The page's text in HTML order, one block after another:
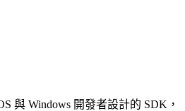
與 Windows 開發者設計的 SDK，